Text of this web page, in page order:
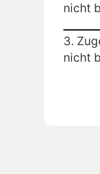
nicht
3.
nicht